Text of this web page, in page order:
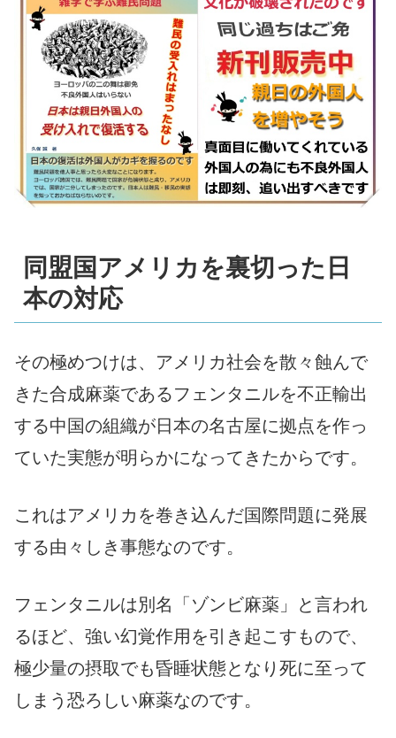
同盟国アメリカを裏切った日
本の対応
その極めつけは、アメリカ社会を散々蝕んで
きた合成麻薬であるフェンタニルを不正輸出
する中国の組織が日本の名古屋に拠点を作っ
ていた実態が明らかになってきたからです。
これはアメリカを巻き込んだ国際問題に発展
する由々しき事態なのです。
フェンタニルは別名「ゾンビ麻薬」と言われ
るほど、強い幻覚作用を引き起こすもので、
極少量の摂取でも昏睡状態となり死に至って
しまう恐ろしい麻薬なのです。